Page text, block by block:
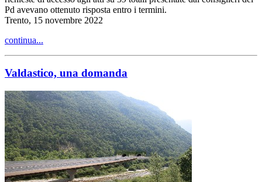
Pd avevano ottenuto risposta entro i termini.
Trento, 15 novembre 2022
continua...
Valdastico, una domanda